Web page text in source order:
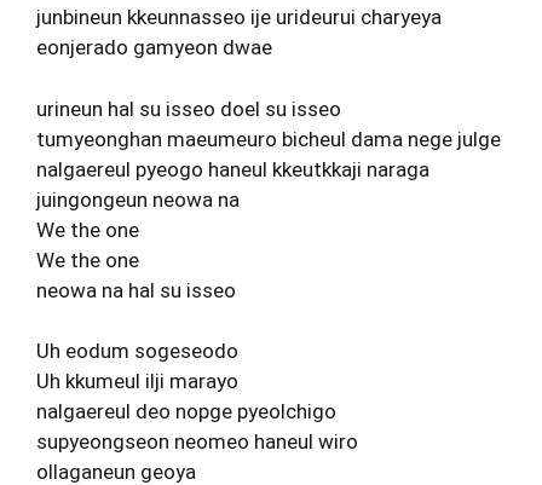
junbineun kkeunnasseo ije urideurui charyeya
eonjerado gamyeon dwae
urineun hal su isseo doel su isseo
tumyeonghan maeumeuro bicheul dama nege julge
nalgaereul pyeogo haneul kkeutkkaji naraga
juingongeun neowa na
We the one
We the one
neowa na hal su isseo
Uh eodum sogeseodo
Uh kkumeul ilji marayo
nalgaereul deo nopge pyeolchigo
supyeongseon neomeo haneul wiro
ollaganeun geoya